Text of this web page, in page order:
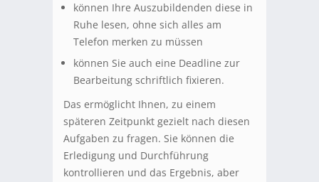
können Ihre Auszubildenden diese in
Ruhe lesen, ohne sich alles am
Telefon merken zu müssen
können Sie auch eine Deadline zur
Bearbeitung schriftlich fixieren.
Das ermöglicht Ihnen, zu einem
späteren Zeitpunkt gezielt nach diesen
Aufgaben zu fragen. Sie können die
Erledigung und Durchführung
kontrollieren und das Ergebnis, aber